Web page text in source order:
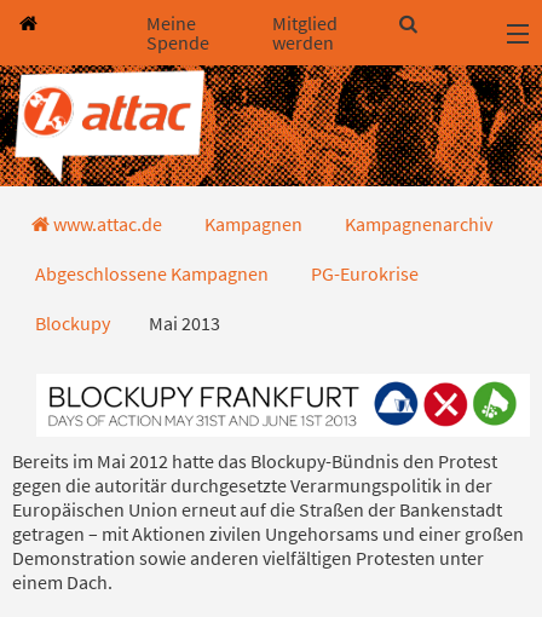
Direkt zum Hauptinhalt springen
Direkt zur Haupt-Navigation springen
Direkt zur Service-Navigation springen
Direkt zur Footer-Navigation springen
Direkt zum Footerinhalt springen
Meine
Spende
Mitglied
werden
Mai 2013
www.attac.de Kampagnen Kampagnenarchiv
Abgeschlossene Kampagnen PG-Eurokrise
Blockupy Mai 2013
Bereits im Mai 2012 hatte das Blockupy-Bündnis den Protest
gegen die autoritär durchgesetzte Verarmungspolitik in der
Europäischen Union erneut auf die Straßen der Bankenstadt
getragen – mit Aktionen zivilen Ungehorsams und einer großen
Demonstration sowie anderen vielfältigen Protesten unter
einem Dach.